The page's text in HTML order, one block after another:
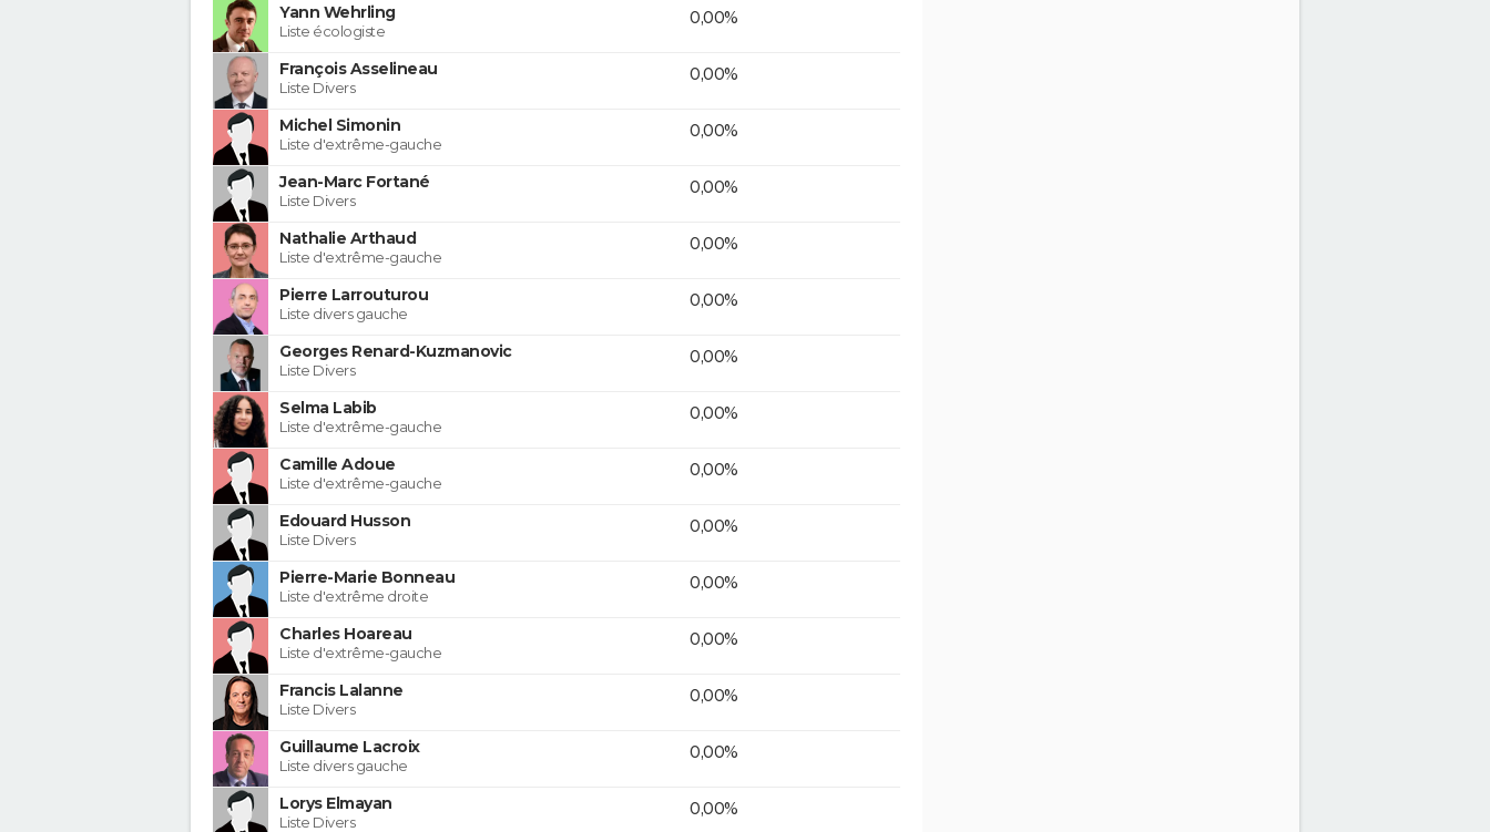
Yann Wehrling
Liste écologiste
0,00%
François Asselineau
Liste Divers
0,00%
Michel Simonin
Liste d'extrême-gauche
0,00%
Jean-Marc Fortané
Liste Divers
0,00%
Nathalie Arthaud
Liste d'extrême-gauche
0,00%
Pierre Larrouturou
Liste divers gauche
0,00%
Georges Renard-Kuzmanovic
Liste Divers
0,00%
Selma Labib
Liste d'extrême-gauche
0,00%
Camille Adoue
Liste d'extrême-gauche
0,00%
Edouard Husson
Liste Divers
0,00%
Pierre-Marie Bonneau
Liste d'extrême droite
0,00%
Charles Hoareau
Liste d'extrême-gauche
0,00%
Francis Lalanne
Liste Divers
0,00%
Guillaume Lacroix
Liste divers gauche
0,00%
Lorys Elmayan
Liste Divers
0,00%